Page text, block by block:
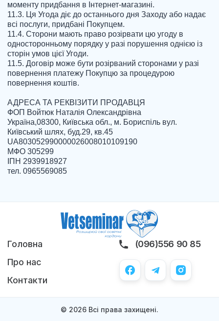
моменту придбання в Інтернет-магазині.
11.3. Ця Угода діє до останнього дня Заходу або надає
всі послуги, придбані Покупцем.
11.4. Сторони мають право розірвати цю угоду в
односторонньому порядку у разі порушення однією із
сторін умов цієї Угоди.
11.5. Договір може бути розірваний сторонами у разі
повернення платежу Покупцю за процедурою
повернення коштів.
АДРЕСА ТА РЕКВІЗИТИ ПРОДАВЦЯ
ФОП Войтюк Наталія Олександрівна
Україна,08300, Київська обл., м. Бориспіль вул.
Київський шлях, буд.29, кв.45
UA803052990000026008010109190
МФО 305299
ІПН 2939918927
тел. 0965569085
Головна
Про нас
Контакти
(096)556 90 85
© 2026 Всі права захищені.